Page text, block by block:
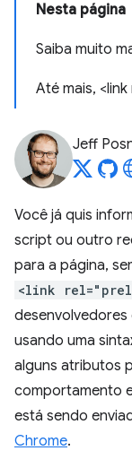
Nesta página
Saiba muito
Até mais,
Jeff
Você já quis
script ou outro
para a página,
<link
desenvolvedores
usando uma
alguns atributos
comportamento
está sendo
Chrome.